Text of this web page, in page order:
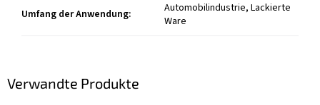
Verwandte Produkte
Umfang der Anwendung:
Automobilindustrie, Lackierte
Ware